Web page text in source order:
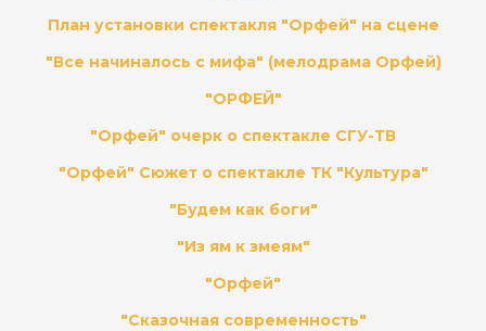
План установки спектакля "Орфей" на сцене
"Все начиналось с мифа" (мелодрама Орфей)
"ОРФЕЙ"
"Орфей" очерк о спектакле СГУ-ТВ
"Орфей" Сюжет о спектакле ТК "Культура"
"Будем как боги"
"Из ям к змеям"
"Орфей"
"Сказочная современность"